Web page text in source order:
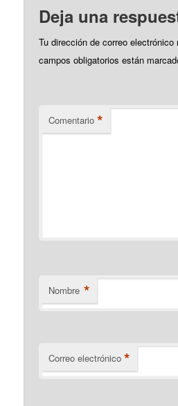
Deja una
Tu dirección de correo electrónico
campos obligatorios están
Comentario *
Nombre *
Correo electrónico *